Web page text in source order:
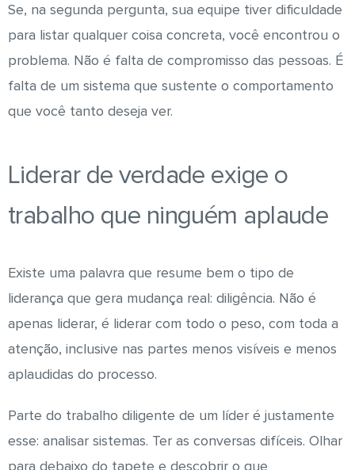
Se, na segunda pergunta, sua equipe tiver dificuldade
para listar qualquer coisa concreta, você encontrou o
problema. Não é falta de compromisso das pessoas. É
falta de um sistema que sustente o comportamento
que você tanto deseja ver.
Liderar de verdade exige o
trabalho que ninguém aplaude
Existe uma palavra que resume bem o tipo de
liderança que gera mudança real: diligência. Não é
apenas liderar, é liderar com todo o peso, com toda a
atenção, inclusive nas partes menos visíveis e menos
aplaudidas do processo.
Parte do trabalho diligente de um líder é justamente
esse: analisar sistemas. Ter as conversas difíceis. Olhar
para debaixo do tapete e descobrir o que